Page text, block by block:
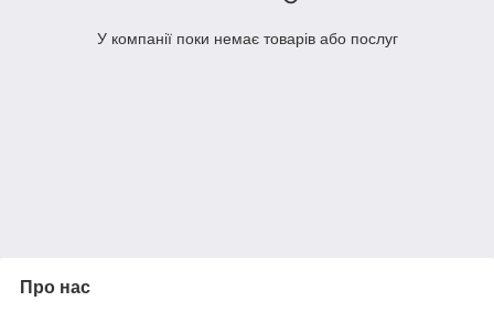
У компанії поки немає товарів або послуг
Про нас